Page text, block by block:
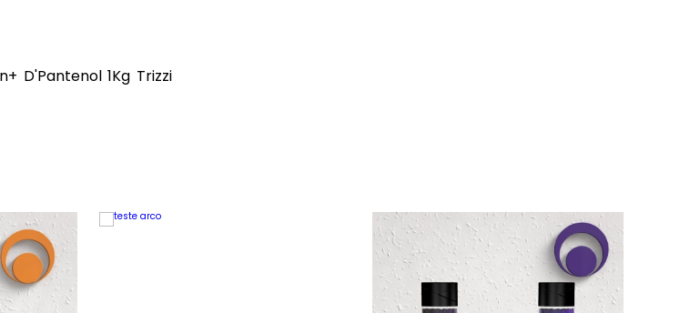
D'Pantenol 1Kg Trizzi